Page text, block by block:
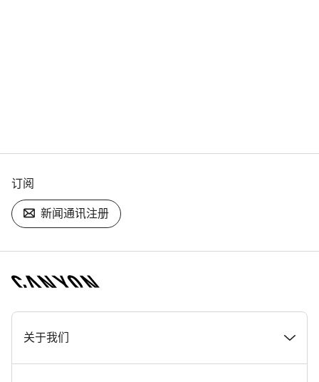
订阅
新闻通讯注册
[footer.linksList.title]
关于我们